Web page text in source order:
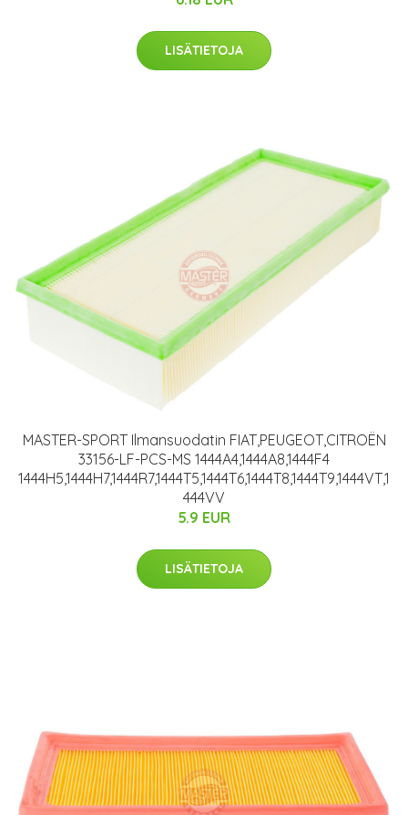
LISÄTIETOJA
MASTER-SPORT Ilmansuodatin FIAT,PEUGEOT,CITROËN
33156-LF-PCS-MS 1444A4,1444A8,1444F4
1444H5,1444H7,1444R7,1444T5,1444T6,1444T8,1444T9,1444VT,1
444VV
5.9 EUR
LISÄTIETOJA